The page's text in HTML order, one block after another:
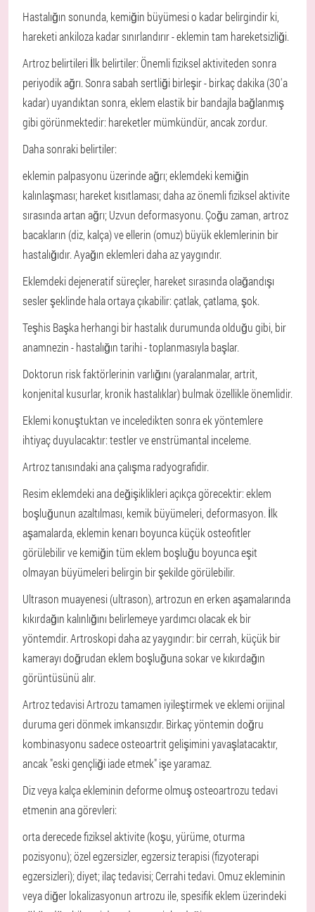
Hastalığın sonunda, kemiğin büyümesi o kadar belirgindir ki,
hareketi ankiloza kadar sınırlandırır - eklemin tam hareketsizliği.
Artroz belirtileri İlk belirtiler: Önemli fiziksel aktiviteden sonra
periyodik ağrı. Sonra sabah sertliği birleşir - birkaç dakika (30'a
kadar) uyandıktan sonra, eklem elastik bir bandajla bağlanmış
gibi görünmektedir: hareketler mümkündür, ancak zordur.
Daha sonraki belirtiler:
eklemin palpasyonu üzerinde ağrı;eklemdeki kemiğin
kalınlaşması;hareket kısıtlaması;daha az önemli fiziksel aktivite
sırasında artan ağrı;Uzvun deformasyonu.Çoğu zaman, artroz
bacakların (diz, kalça) ve ellerin (omuz) büyük eklemlerinin bir
hastalığıdır. Ayağın eklemleri daha az yaygındır.
Eklemdeki dejeneratif süreçler, hareket sırasında olağandışı
sesler şeklinde hala ortaya çıkabilir: çatlak, çatlama, şok.
Teşhis Başka herhangi bir hastalık durumunda olduğu gibi, bir
anamnezin - hastalığın tarihi - toplanmasıyla başlar.
Doktorun risk faktörlerinin varlığını (yaralanmalar, artrit,
konjenital kusurlar, kronik hastalıklar) bulmak özellikle önemlidir.
Eklemi konuştuktan ve inceledikten sonra ek yöntemlere
ihtiyaç duyulacaktır: testler ve enstrümantal inceleme.
Artroz tanısındaki ana çalışma radyografidir.
Resim eklemdeki ana değişiklikleri açıkça görecektir: eklem
boşluğunun azaltılması, kemik büyümeleri, deformasyon. İlk
aşamalarda, eklemin kenarı boyunca küçük osteofitler
görülebilir ve kemiğin tüm eklem boşluğu boyunca eşit
olmayan büyümeleri belirgin bir şekilde görülebilir.
Ultrason muayenesi (ultrason), artrozun en erken aşamalarında
kıkırdağın kalınlığını belirlemeye yardımcı olacak ek bir
yöntemdir. Artroskopi daha az yaygındır: bir cerrah, küçük bir
kamerayı doğrudan eklem boşluğuna sokar ve kıkırdağın
görüntüsünü alır.
Artroz tedavisiArtrozu tamamen iyileştirmek ve eklemi orijinal
duruma geri dönmek imkansızdır. Birkaç yöntemin doğru
kombinasyonu sadece osteoartrit gelişimini yavaşlatacaktır,
ancak "eski gençliği iade etmek" işe yaramaz.
Diz veya kalça ekleminin deforme olmuş osteoartrozu tedavi
etmenin ana görevleri:
orta derecede fiziksel aktivite (koşu, yürüme, oturma
pozisyonu);özel egzersizler, egzersiz terapisi (fizyoterapi
egzersizleri);diyet;ilaç tedavisi;Cerrahi tedavi.Omuz ekleminin
veya diğer lokalizasyonun artrozu ile, spesifik eklem üzerindeki